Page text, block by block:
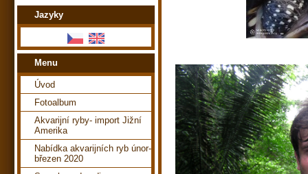
Jazyky
Menu
Úvod
Fotoalbum
Akvarijní ryby- import Jižní
Amerika
Nabídka akvarijních ryb únor-
březen 2020